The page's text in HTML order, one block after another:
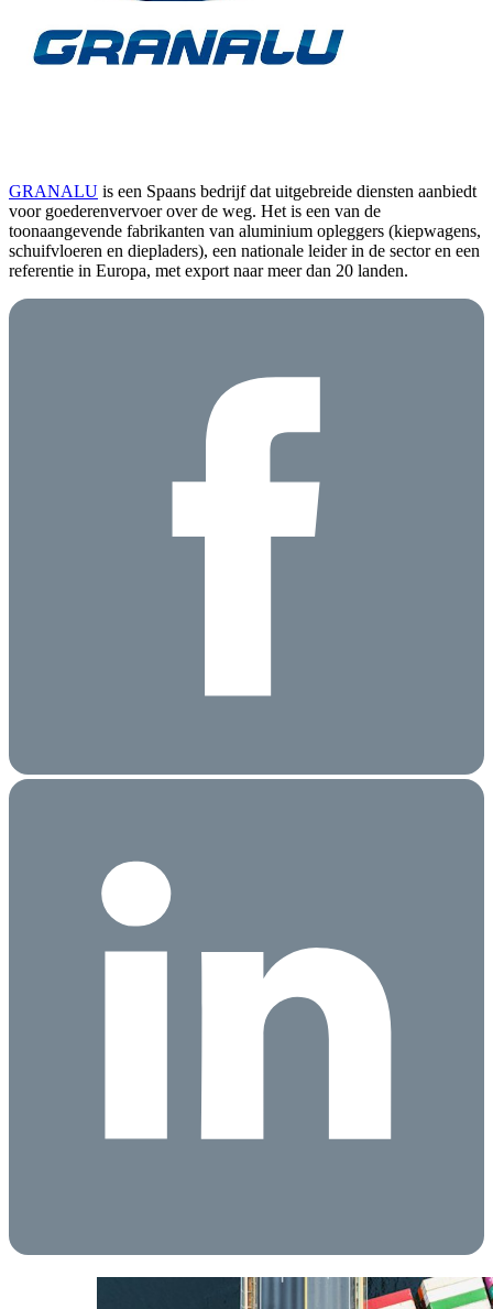
GRANALU is een Spaans bedrijf dat uitgebreide diensten aanbiedt
voor goederenvervoer over de weg. Het is een van de
toonaangevende fabrikanten van aluminium opleggers (kiepwagens,
schuifvloeren en diepladers), een nationale leider in de sector en een
referentie in Europa, met export naar meer dan 20 landen.